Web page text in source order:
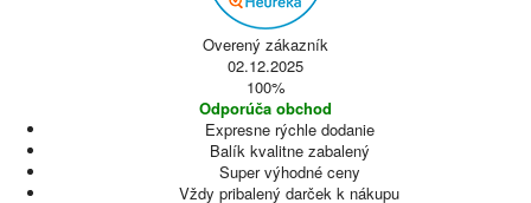
Overený zákazník
02.12.2025
100%
Odporúča obchod
Expresne rýchle dodanie
Balík kvalitne zabalený
Super výhodné ceny
Vždy pribalený darček k nákupu